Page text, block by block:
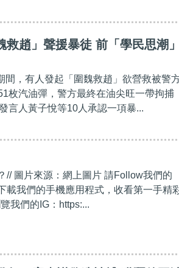
救趙」聲援暴徒 前「學民思潮
，有人發起「圍魏救趙」欲營救被警
枚汽油彈，警方最終在油尖旺一帶拘捕
言人黃子悅等10人承認一項暴...
// 圖片來源：網上圖片 請Follow我們的
載我們的手機應用程式，收看第一手精
我們的IG：https:...